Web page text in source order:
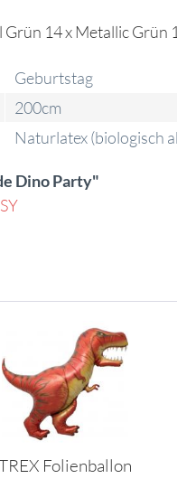
14 x Metallic
Geburtstag
200cm
Naturlatex (biologisch
Dino Party"
Folienballon